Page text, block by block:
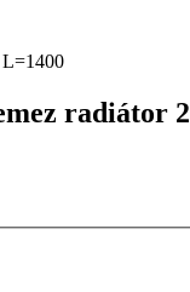
L=1400
radiátor